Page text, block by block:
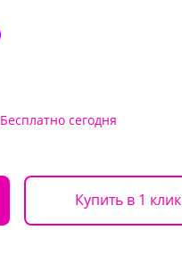
Бесплатно сегодня
Купить в 1 клик